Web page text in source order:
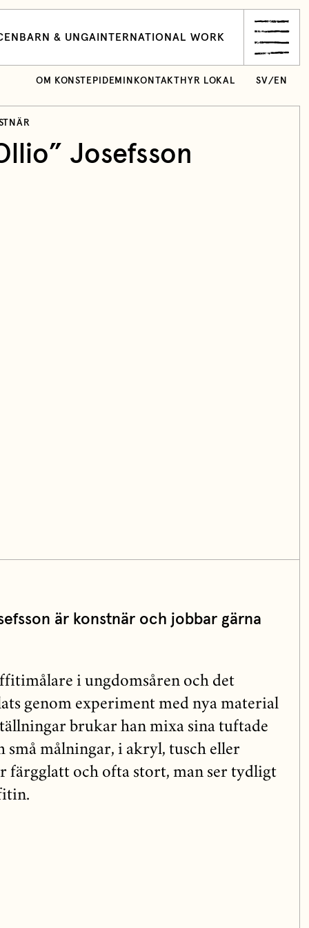
BARN & UNGA INTERNATIONAL WORK
OM KONSTEPIDEMIN KONTAKT HYR LOKAL SV/ EN
Josefsson
är konstnär och jobbar gärna
i ungdomsåren och det
genom experiment med nya material
brukar han mixa sina tuftade
små målningar, i akryl, tusch eller
färgglatt och ofta stort, man ser tydligt